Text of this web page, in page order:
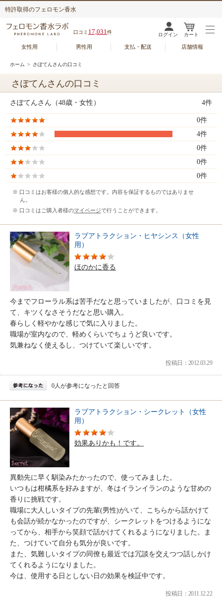
特許取得のフェロモン香水
口コミ 17,031件 ログイン カート
女性用 男性用 支払・配送 店舗情報
ホーム > さぽてんさんの口コミ
さぽてんさんの口コミ
さぽてんさん（48歳・女性） 4件
0件
4件
0件
0件
0件
※ 口コミはお客様の個人的な感想です。内容を保証するものではありませ
ん。
※ 口コミはご購入者様のマイページで行うことができます。
ラブアトラクション・ヒヤシンス（女性
用）
ほのかに香る
今までフローラル系は苦手だなと思っていましたが、口コミを見
て、キツくなさそうだなと思い購入。
春らしく軽やかな感じで気に入りました。
職場が室内なので、軽めくらいでちょうど良いです。
気兼ねなく使えるし、つけていて楽しいです。
投稿日：2012.03.29
0人が参考になったと回答
ラブアトラクション・シークレット（女性
用）
効果ありかも！です。
異動先に早く馴染みたかったので、使ってみました。
いつもは柑橘系を好みますが、冬はイランイランのような甘めの
香りに挑戦です。
職場に大人しいタイプの先輩(男性)がいて、こちらから話かけて
も会話が続かなかったのですが、シークレットをつけるようにな
ってから、相手から笑顔で話かけてくれるようになりました。ま
た、つけていて自分も気分が良いです。
また、気難しいタイプの同僚も最近では冗談を交えつつ話しかけ
てくれるようになりました。
今は、使用する日としない日の効果を検証中です。
投稿日：2011.12.22